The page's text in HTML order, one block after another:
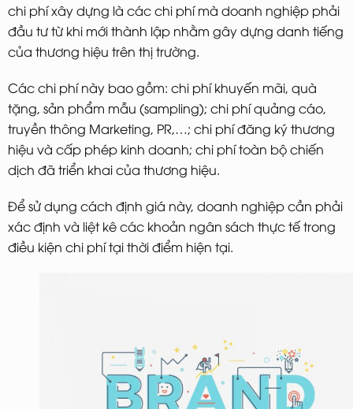
chi phí xây dựng là các chi phí mà doanh nghiệp phải
đầu tư từ khi mới thành lập nhằm gây dựng danh tiếng
của thương hiệu trên thị trường.
Các chi phí này bao gồm: chi phí khuyến mãi, quà
tặng, sản phẩm mẫu (sampling); chi phí quảng cáo,
truyền thông Marketing, PR,…; chi phí đăng ký thương
hiệu và cấp phép kinh doanh; chi phí toàn bộ chiến
dịch đã triển khai của thương hiệu.
Để sử dụng cách định giá này, doanh nghiệp cần phải
xác định và liệt kê các khoản ngân sách thực tế trong
điều kiện chi phí tại thời điểm hiện tại.